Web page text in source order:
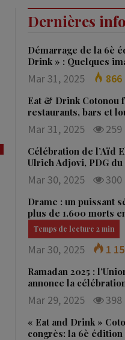
Dernières
Démarrage de la 6è
Drink » : Quelques
Mar 31, 2025 866
Eat & Drink Cotonou
restaurants, bars et
Mar 31, 2025 259
Célébration de l’Aïd
Ulrich Adjovi, PDG
Mar 30, 2025 300
Drame : un puissant
plus de 1.600 morts
Mar 30, 2025 1
Ramadan 2025 :
annonce la
Mar 29, 2025 398
« Eat and Drink »
congrès: la 6è édition